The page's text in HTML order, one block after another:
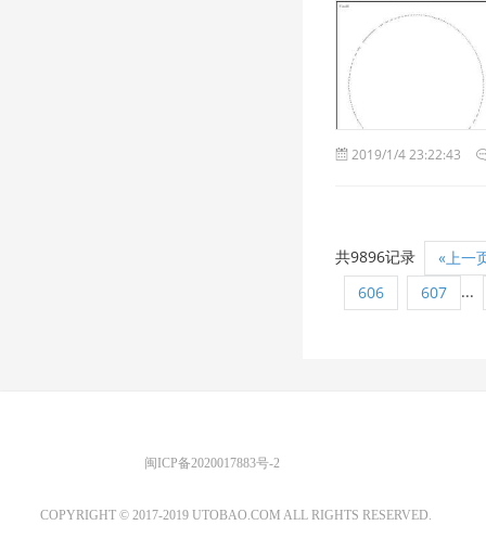
2019/1/4 23:22:43
共9896记录
«上一
606
607 ...
闽ICP备2020017883号-2
COPYRIGHT © 2017-2019 UTOBAO.COM ALL RIGHTS RESERVED.